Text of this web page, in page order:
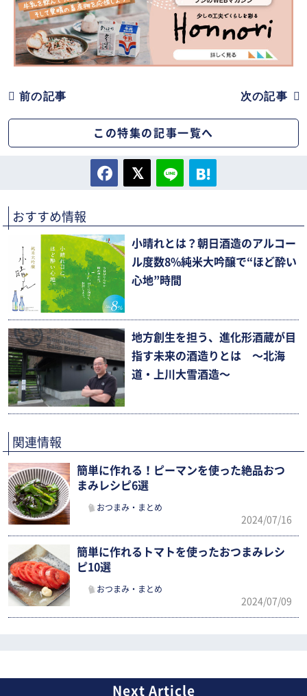
前の記事 次の記事
この特集の記事一覧へ
おすすめ情報
小晴れとは？朝日酒造のアルコー
ル度数8%純米大吟醸で“ほど酔い
心地”時間
地方創生を担う、進化形酒蔵が目
指す未来の酒造りとは 〜北海
道・上川大雪酒造〜
関連情報
簡単に作れる！ピーマンを使った絶品おつ
まみレシピ6選
おつまみ・まとめ
2024/07/16
簡単に作れるトマトを使ったおつまみレシ
ピ10選
おつまみ・まとめ
2024/07/09